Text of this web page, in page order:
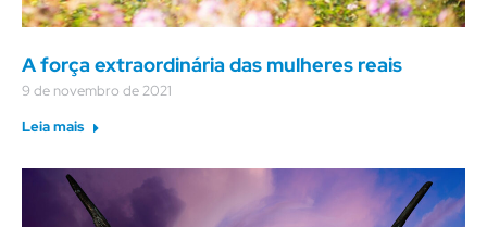
A força extraordinária das mulheres reais
9 de novembro de 2021
Leia mais